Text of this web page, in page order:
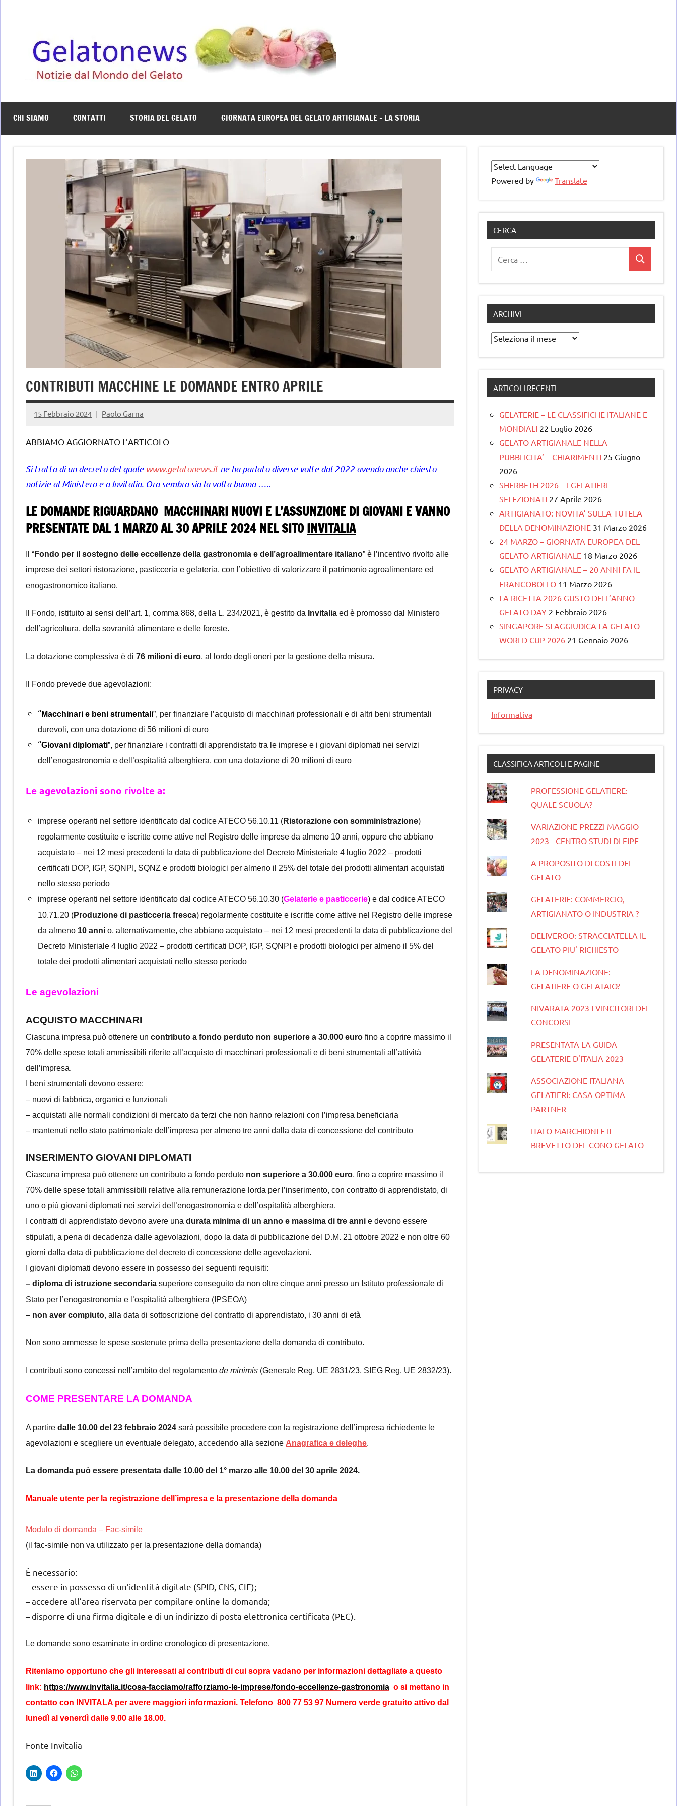
artigianale
CHI SIAMO CONTATTI STORIA DEL GELATO GIORNATA EUROPEA DEL GELATO ARTIGIANALE – LA STORIA
CONTRIBUTI MACCHINE LE DOMANDE ENTRO APRILE
15 Febbraio 2024 Paolo Garna
ABBIAMO AGGIORNATO L’ARTICOLO
Si tratta di un decreto del quale www.gelatonews.itne ha parlato diverse volte dal 2022 avendo anchechiesto
notizieal Ministero e a Invitalia. Ora sembra sia la volta buona …..
LE DOMANDE RIGUARDANO MACCHINARI NUOVI E L’ASSUNZIONE DI GIOVANI E VANNO
PRESENTATE DAL 1 MARZO AL 30 APRILE 2024 NEL SITOINVITALIA
Il “Fondo per il sostegno delle eccellenze della gastronomia e dell’agroalimentare italiano” è l’incentivo rivolto alle
imprese dei settori ristorazione, pasticceria e gelateria, con l’obiettivo di valorizzare il patrimonio agroalimentare ed
enogastronomico italiano.
Il Fondo, istituito ai sensi dell’art. 1, comma 868, della L. 234/2021, è gestito da Invitalia ed è promosso dal Ministero
dell’agricoltura, della sovranità alimentare e delle foreste.
La dotazione complessiva è di 76 milioni di euro, al lordo degli oneri per la gestione della misura.
Il Fondo prevede due agevolazioni:
“Macchinari e beni strumentali”, per finanziare l’acquisto di macchinari professionali e di altri beni strumentali
durevoli, con una dotazione di 56 milioni di euro
“Giovani diplomati”, per finanziare i contratti di apprendistato tra le imprese e i giovani diplomati nei servizi
dell’enogastronomia e dell’ospitalità alberghiera, con una dotazione di 20 milioni di euro
Le agevolazioni sono rivolte a:
imprese operanti nel settore identificato dal codice ATECO 56.10.11 (Ristorazione con somministrazione)
regolarmente costituite e iscritte come attive nel Registro delle imprese da almeno 10 anni, oppure che abbiano
acquistato – nei 12 mesi precedenti la data di pubblicazione del Decreto Ministeriale 4 luglio 2022 – prodotti
certificati DOP, IGP, SQNPI, SQNZ e prodotti biologici per almeno il 25% del totale dei prodotti alimentari acquistati
nello stesso periodo
imprese operanti nel settore identificato dal codice ATECO 56.10.30 (Gelaterie e pasticcerie) e dal codice ATECO
10.71.20 (Produzione di pasticceria fresca) regolarmente costituite e iscritte come attive nel Registro delle imprese
da almeno 10 anni o, alternativamente, che abbiano acquistato – nei 12 mesi precedenti la data di pubblicazione del
Decreto Ministeriale 4 luglio 2022 – prodotti certificati DOP, IGP, SQNPI e prodotti biologici per almeno il 5% del
totale dei prodotti alimentari acquistati nello stesso periodo
Le agevolazioni
ACQUISTO MACCHINARI
Ciascuna impresa può ottenere un contributo a fondo perduto non superiore a 30.000 euro fino a coprire massimo il
70% delle spese totali ammissibili riferite all’acquisto di macchinari professionali e di beni strumentali all’attività
dell’impresa.
I beni strumentali devono essere:
– nuovi di fabbrica, organici e funzionali
– acquistati alle normali condizioni di mercato da terzi che non hanno relazioni con l’impresa beneficiaria
– mantenuti nello stato patrimoniale dell’impresa per almeno tre anni dalla data di concessione del contributo
INSERIMENTO GIOVANI DIPLOMATI
Ciascuna impresa può ottenere un contributo a fondo perduto non superiore a 30.000 euro, fino a coprire massimo il
70% delle spese totali ammissibili relative alla remunerazione lorda per l’inserimento, con contratto di apprendistato, di
uno o più giovani diplomati nei servizi dell’enogastronomia e dell’ospitalità alberghiera.
I contratti di apprendistato devono avere una durata minima di un anno e massima di tre anni e devono essere
stipulati, a pena di decadenza dalle agevolazioni, dopo la data di pubblicazione del D.M. 21 ottobre 2022 e non oltre 60
giorni dalla data di pubblicazione del decreto di concessione delle agevolazioni.
I giovani diplomati devono essere in possesso dei seguenti requisiti:
– diploma di istruzione secondaria superiore conseguito da non oltre cinque anni presso un Istituto professionale di
Stato per l’enogastronomia e l’ospitalità alberghiera (IPSEOA)
– non aver compiuto, alla data di sottoscrizione del contratto di apprendistato, i 30 anni di età
Non sono ammesse le spese sostenute prima della presentazione della domanda di contributo.
I contributi sono concessi nell’ambito del regolamento de minimis (Generale Reg. UE 2831/23, SIEG Reg. UE 2832/23).
COME PRESENTARE LA DOMANDA
A partire dalle 10.00 del 23 febbraio 2024 sarà possibile procedere con la registrazione dell’impresa richiedente le
agevolazioni e scegliere un eventuale delegato, accedendo alla sezione Anagrafica e deleghe.
La domanda può essere presentata dalle 10.00 del 1° marzo alle 10.00 del 30 aprile 2024.
Manuale utente per la registrazione dell’impresa e la presentazione della domanda
Modulo di domanda – Fac-simile
(il fac-simile non va utilizzato per la presentazione della domanda)
È necessario:
– essere in possesso di un’identità digitale (SPID, CNS, CIE);
– accedere all’area riservata per compilare online la domanda;
– disporre di una firma digitale e di un indirizzo di posta elettronica certificata (PEC).
Le domande sono esaminate in ordine cronologico di presentazione.
Riteniamo opportuno che gli interessati ai contributi di cui sopra vadano per informazioni dettagliate a questo
link: https://www.invitalia.it/cosa-facciamo/rafforziamo-le-imprese/fondo-eccellenze-gastronomia o si mettano in
contatto con INVITALA per avere maggiori informazioni. Telefono 800 77 53 97 Numero verde gratuito attivo dal
lunedì al venerdì dalle 9.00 alle 18.00.
Fonte Invitalia
Powered by Translate
CERCA
Cerca
ARCHIVI
Archivi
ARTICOLI RECENTI
GELATERIE – LE CLASSIFICHE ITALIANE E
MONDIALI 22 Luglio 2026
GELATO ARTIGIANALE NELLA
PUBBLICITA’ – CHIARIMENTI 25 Giugno
2026
SHERBETH 2026 – I GELATIERI
SELEZIONATI 27 Aprile 2026
ARTIGIANATO: NOVITA’ SULLA TUTELA
DELLA DENOMINAZIONE 31 Marzo 2026
24 MARZO – GIORNATA EUROPEA DEL
GELATO ARTIGIANALE 18 Marzo 2026
GELATO ARTIGIANALE – 20 ANNI FA IL
FRANCOBOLLO 11 Marzo 2026
LA RICETTA 2026 GUSTO DELL’ANNO
GELATO DAY 2 Febbraio 2026
SINGAPORE SI AGGIUDICA LA GELATO
WORLD CUP 2026 21 Gennaio 2026
PRIVACY
Informativa
CLASSIFICA ARTICOLI E PAGINE
PROFESSIONE GELATIERE:
QUALE SCUOLA?
VARIAZIONE PREZZI MAGGIO
2023 - CENTRO STUDI DI FIPE
A PROPOSITO DI COSTI DEL
GELATO
GELATERIE: COMMERCIO,
ARTIGIANATO O INDUSTRIA ?
DELIVEROO: STRACCIATELLA IL
GELATO PIU' RICHIESTO
LA DENOMINAZIONE:
GELATIERE O GELATAIO?
NIVARATA 2023 I VINCITORI DEI
CONCORSI
PRESENTATA LA GUIDA
GELATERIE D'ITALIA 2023
ASSOCIAZIONE ITALIANA
GELATIERI: CASA OPTIMA
PARTNER
ITALO MARCHIONI E IL
BREVETTO DEL CONO GELATO